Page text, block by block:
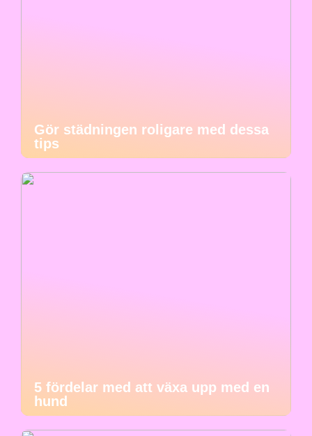
Gör städningen roligare med dessa
tips
5 fördelar med att växa upp med en
hund